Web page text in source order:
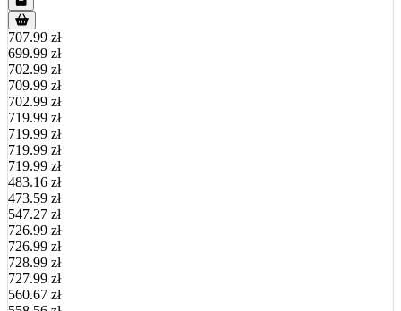
707.99 zł
699.99 zł
702.99 zł
709.99 zł
702.99 zł
719.99 zł
719.99 zł
719.99 zł
719.99 zł
483.16 zł
473.59 zł
547.27 zł
726.99 zł
726.99 zł
728.99 zł
727.99 zł
560.67 zł